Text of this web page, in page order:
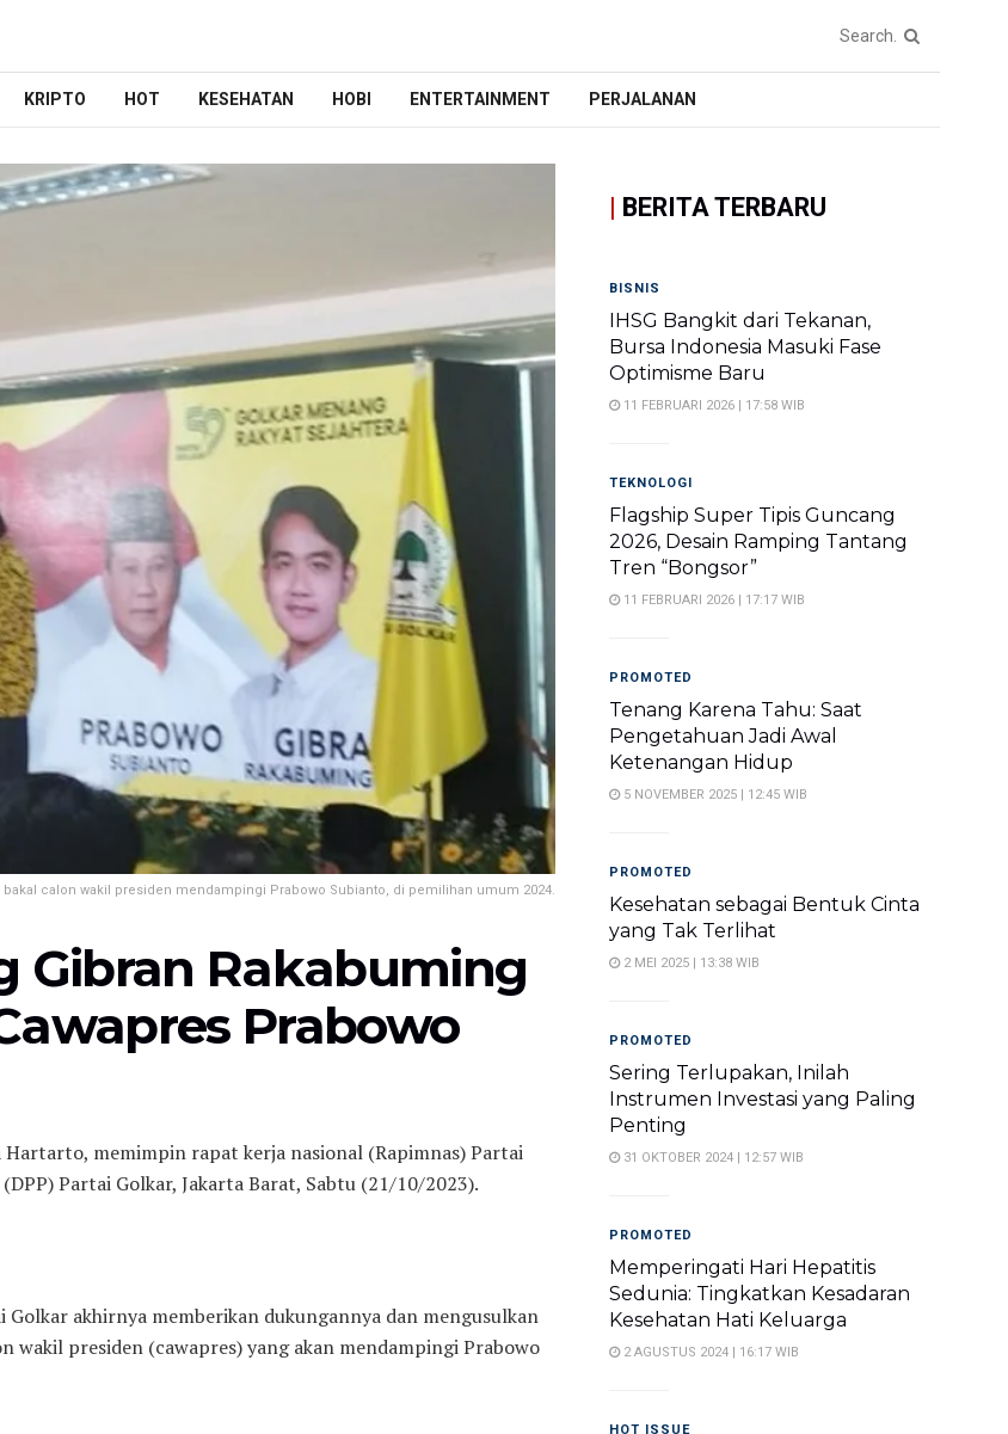
KRIPTO HOT KESEHATAN HOBI ENTERTAINMENT PERJALANAN
bakal calon wakil presiden mendampingi Prabowo Subianto, di pemilihan umum 2024.
Gibran Rakabuming
Prabowo
memimpin rapat kerja nasional (Rapimnas) Partai
Partai Golkar, Jakarta Barat, Sabtu (21/10/2023).
akhirnya memberikan dukungannya dan mengusulkan
wakil presiden (cawapres) yang akan mendampingi Prabowo
| BERITA TERBARU
BISNIS
IHSG Bangkit dari Tekanan,
Bursa Indonesia Masuki Fase
Optimisme Baru
11 FEBRUARI 2026 | 17:58 WIB
TEKNOLOGI
Flagship Super Tipis Guncang
2026, Desain Ramping Tantang
Tren “Bongsor”
11 FEBRUARI 2026 | 17:17 WIB
PROMOTED
Tenang Karena Tahu: Saat
Pengetahuan Jadi Awal
Ketenangan Hidup
5 NOVEMBER 2025 | 12:45 WIB
PROMOTED
Kesehatan sebagai Bentuk Cinta
yang Tak Terlihat
2 MEI 2025 | 13:38 WIB
PROMOTED
Sering Terlupakan, Inilah
Instrumen Investasi yang Paling
Penting
31 OKTOBER 2024 | 12:57 WIB
PROMOTED
Memperingati Hari Hepatitis
Sedunia: Tingkatkan Kesadaran
Kesehatan Hati Keluarga
2 AGUSTUS 2024 | 16:17 WIB
HOT ISSUE